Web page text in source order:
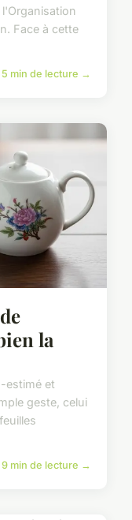
Face à cette
5 min de lecture →
la
estimé et
geste, celui
9 min de lecture →